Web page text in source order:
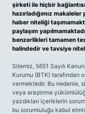
şirketi ile hiçbir
hazırladığımız
haber niteliği
paylaşım
benzerlikleri tamamen
halindedir ve tavsiye
Sitemiz, 5651 Sayılı
Kurumu (BTK) tarafından
vermektedir. Bu nedenle,
veya araştırma
yazdıkları içeriklerin
bu sorumluluğu kabul